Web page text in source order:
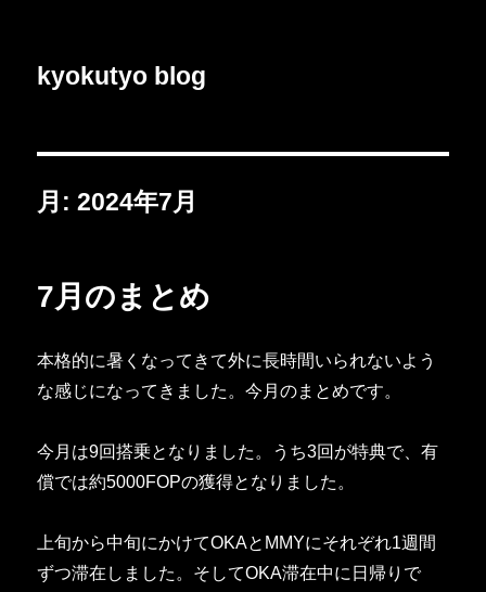
kyokutyo blog
月:2024年7月
7月のまとめ
本格的に暑くなってきて外に長時間いられないよう
な感じになってきました。今月のまとめです。
今月は9回搭乗となりました。うち3回が特典で、有
償では約5000FOPの獲得となりました。
上旬から中旬にかけてOKAとMMYにそれぞれ1週間
ずつ滞在しました。そしてOKA滞在中に日帰りで